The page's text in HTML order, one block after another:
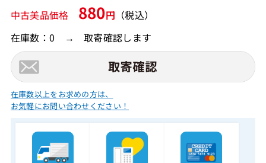
中古美品価格 880円 （税込）
在庫数：0 → 取寄確認します
在庫数以上をお求めの方は、
お気軽にお問い合わせください！